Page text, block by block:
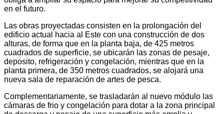
en el futuro.
Las obras proyectadas consisten en la prolongación del
edificio actual hacia al Este con una construcción de dos
alturas, de forma que en la planta baja, de 425 metros
cuadrados de superficie, se ubicarán las zonas de pesaje,
deposito, refrigeración y congelación, mientras que en la
planta primera, de 350 metros cuadrados, se alojará una
nueva sala de reparación de artes de pesca.
Complementariamente, se trasladarán al nuevo módulo las
cámaras de frio y congelación para dotar a la zona principal